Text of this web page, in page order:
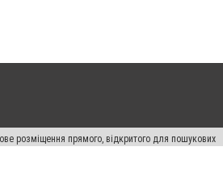
розміщення прямого, відкритого для пошукових